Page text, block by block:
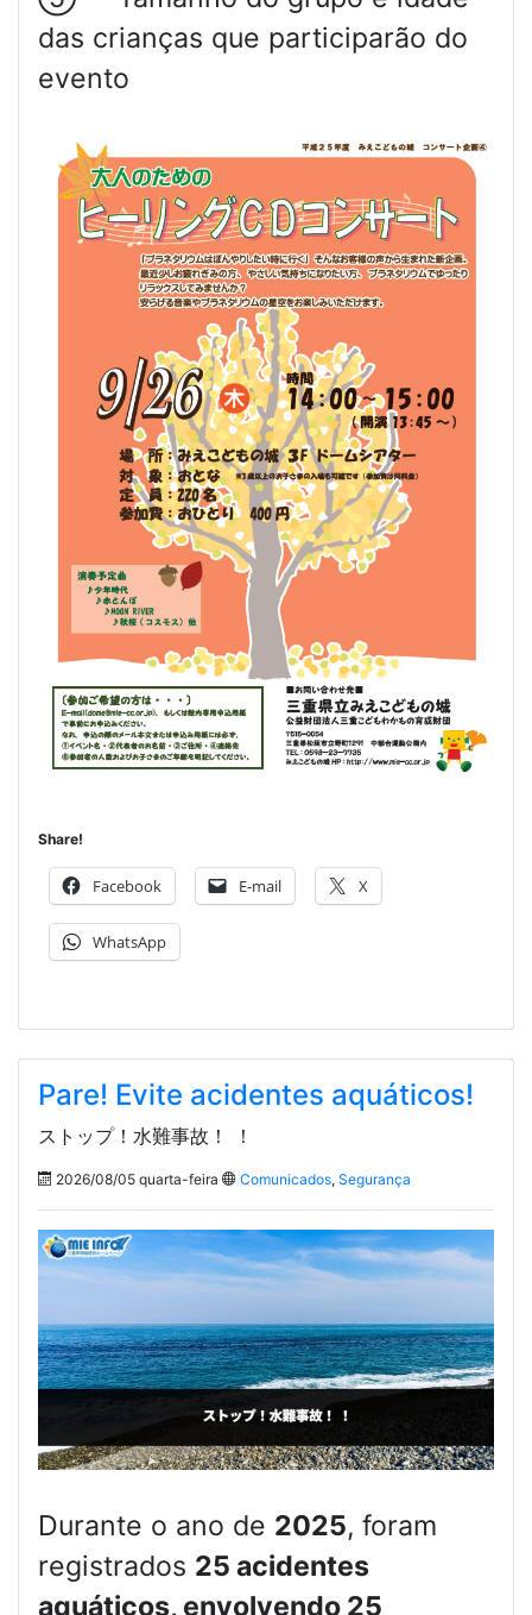
das crianças que participarão do
evento
Share!
Facebook E-mail X
WhatsApp
Pare! Evite acidentes aquáticos!
ストップ！水難事故！ ！
2026/08/05 quarta-feira Comunicados, Segurança
Durante o ano de 2025, foram
registrados 25 acidentes
aquáticos, envolvendo 25